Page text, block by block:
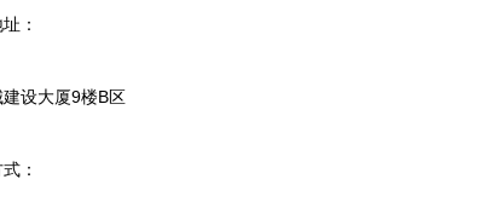
：
设大厦9楼B区
：